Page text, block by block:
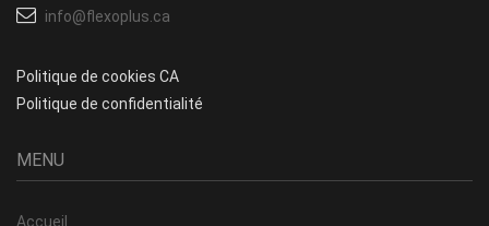
info@flexoplus.ca
Politique de cookies CA
Politique de confidentialité
MENU
Accueil